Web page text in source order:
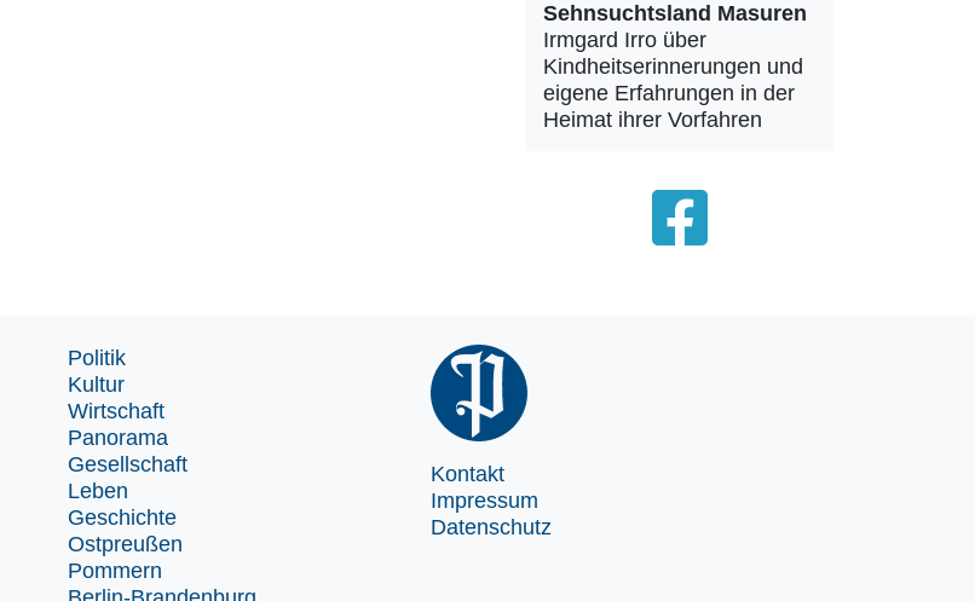
Sehnsuchtsland Masuren
Irmgard Irro über
Kindheitserinnerungen und
eigene Erfahrungen in der
Heimat ihrer Vorfahren
Politik
Kultur
Wirtschaft
Panorama
Gesellschaft
Leben
Geschichte
Ostpreußen
Pommern
Kontakt
Impressum
Datenschutz